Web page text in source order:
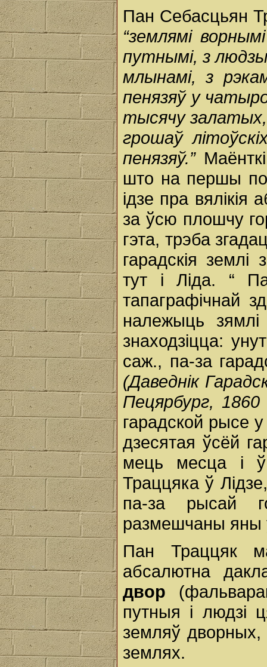
Пан Себасцьян
“землямі
путнымі, з
млынамі, з
пенязяў у
тысячу
грошаў
пенязяў.”
што на першы
ідзе пра
за ўсю плошчу
гэта, трэба
гарадскія
тут і Ліда. “
тапаграфічнай
належыць
знаходзіцца:
саж., па-за
(Даведнік
Пецярбург,
гарадской рысе
дзесятая ўсёй
мець месца і ў
Траццяка ў
па-за рысай
размешчаны яны
Пан Траццяк
абсалютна
двор
путныя і людзі
земляў дворных,
землях.